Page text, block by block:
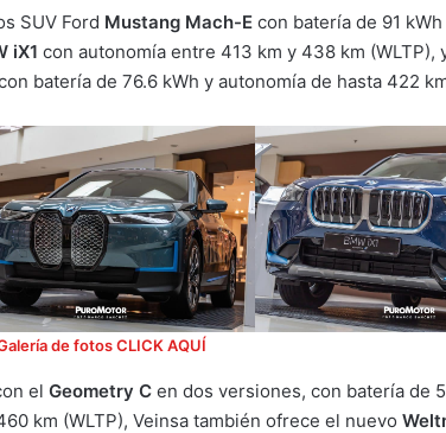
SUV Ford Mustang Mach-E con batería de 91
iX1 con autonomía entre 413 km y 438 km (WLTP),
batería de 76.6 kWh y autonomía de hasta 422
de fotos CLICK AQUÍ
el Geometry C en dos versiones, con batería de
km (WLTP), Veinsa también ofrece el nuevo